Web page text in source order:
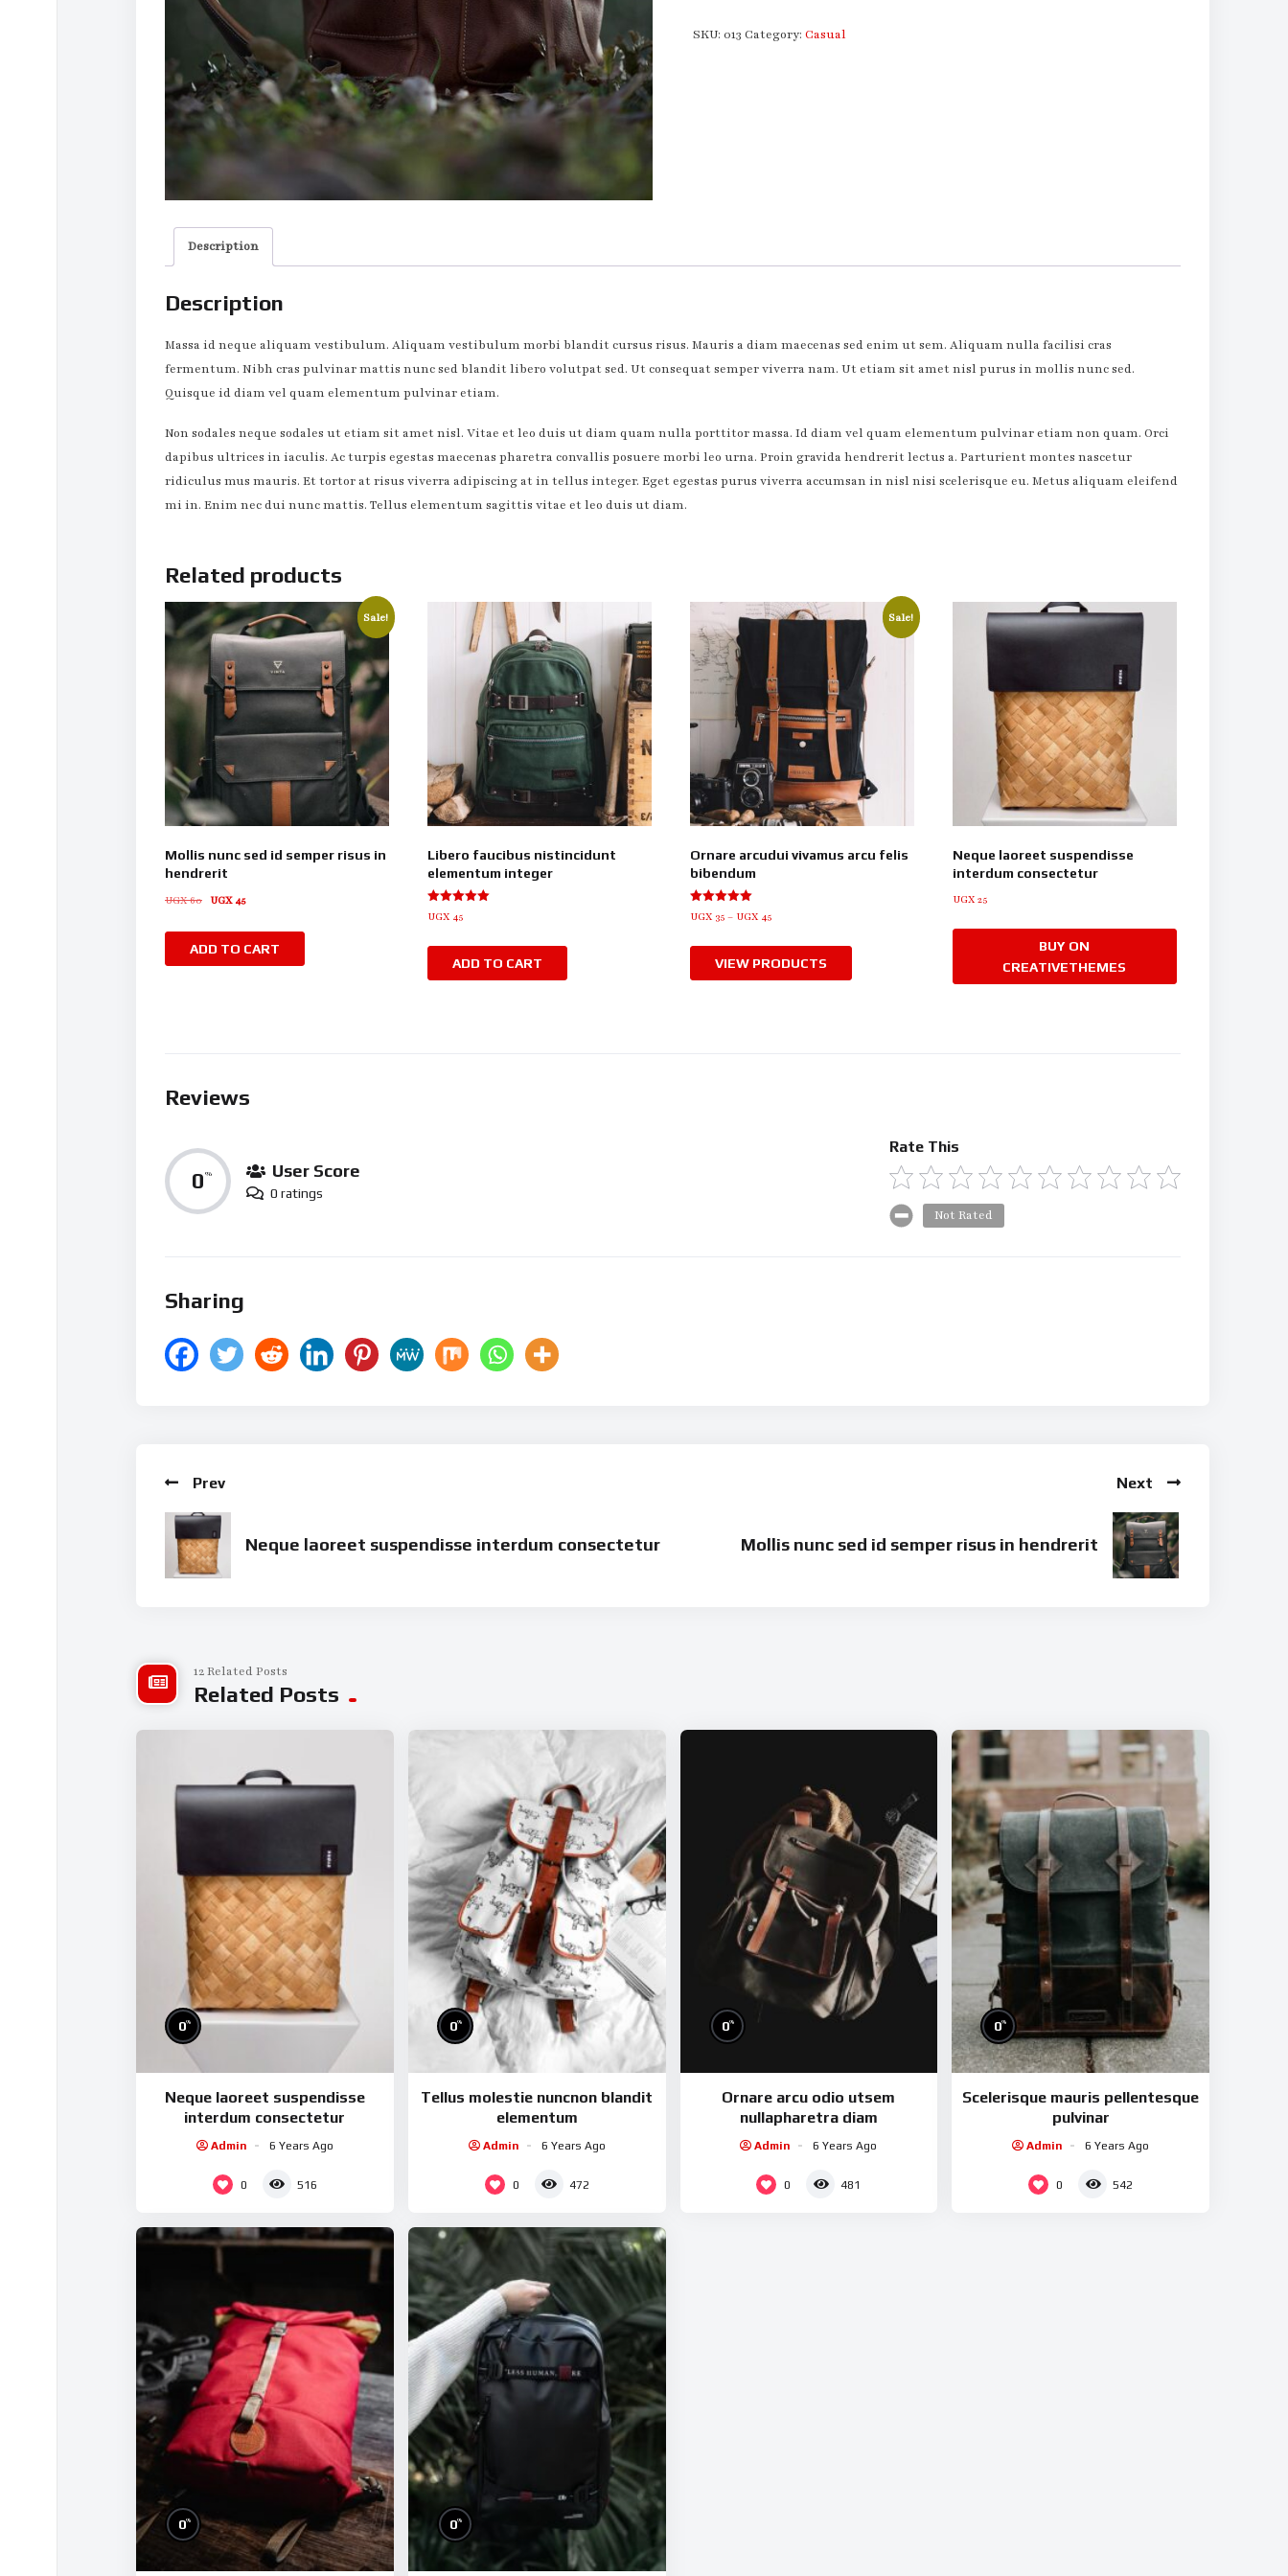
SKU:013 Category:Casual
Description
Description
Massa id neque aliquam vestibulum. Aliquam vestibulum morbi blandit cursus risus. Mauris a diam maecenas sed enim ut sem. Aliquam nulla facilisi cras
fermentum. Nibh cras pulvinar mattis nunc sed blandit libero volutpat sed. Ut consequat semper viverra nam. Ut etiam sit amet nisl purus in mollis nunc sed.
Quisque id diam vel quam elementum pulvinar etiam.
Non sodales neque sodales ut etiam sit amet nisl. Vitae et leo duis ut diam quam nulla porttitor massa. Id diam vel quam elementum pulvinar etiam non quam. Orci
dapibus ultrices in iaculis. Ac turpis egestas maecenas pharetra convallis posuere morbi leo urna. Proin gravida hendrerit lectus a. Parturient montes nascetur
ridiculus mus mauris. Et tortor at risus viverra adipiscing at in tellus integer. Eget egestas purus viverra accumsan in nisl nisi scelerisque eu. Metus aliquam eleifend
mi in. Enim nec dui nunc mattis. Tellus elementum sagittis vitae et leo duis ut diam.
Related products
Sale!
Mollis nunc sed id semper risus in
hendrerit
UGX60 UGX45
ADD TO CART
Libero faucibus nistincidunt
elementum integer
Rated
5.00
UGX45
ADD TO CART
Sale!
Ornare arcudui vivamus arcu felis
bibendum
Rated
5.00
UGX35 – UGX45
VIEW PRODUCTS
Neque laoreet suspendisse
interdum consectetur
UGX25
BUY ON
CREATIVETHEMES
Reviews
0% User Score
0 ratings
Rate This
Not Rated
Sharing
Prev
Neque laoreet suspendisse interdum consectetur
Next
Mollis nunc sed id semper risus in hendrerit
12 Related Posts
Related Posts
0%
Neque laoreet suspendisse
interdum consectetur
Admin 6 Years Ago
0 516
0%
Tellus molestie nuncnon blandit
elementum
Admin 6 Years Ago
0 472
0%
Ornare arcu odio utsem
nullapharetra diam
Admin 6 Years Ago
0 481
0%
Scelerisque mauris pellentesque
pulvinar
Admin 6 Years Ago
0 542
0% 0%